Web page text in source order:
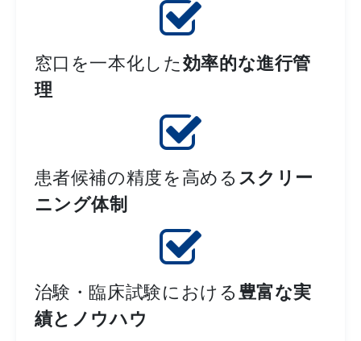
窓口を一本化した 効率的な進行管
理
患者候補の精度を高める スクリー
ニング体制
治験・臨床試験における 豊富な実
績とノウハウ